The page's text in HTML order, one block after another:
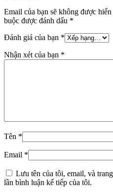
Email của bạn sẽ không được
buộc được đánh dấu *
Đánh giá của bạn *
Nhận xét của bạn *
Tên *
Email *
Lưu tên của tôi, email, và
lần bình luận kế tiếp của tôi.